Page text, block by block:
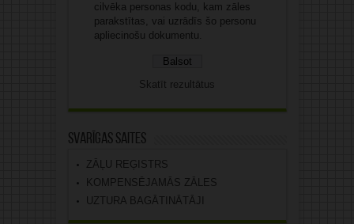
cilvēka personas kodu, kam zāles
parakstītas, vai uzrādīs šo personu
apliecinošu dokumentu.
Skatīt rezultātus
Svarīgas saites
ZĀĻU REĢISTRS
KOMPENSĒJAMĀS ZĀLES
UZTURA BAGĀTINĀTĀJI